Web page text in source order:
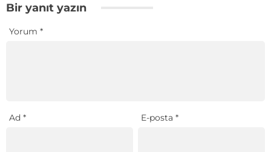
Bir yanıt yazın
Yorum *
Ad * E-posta*